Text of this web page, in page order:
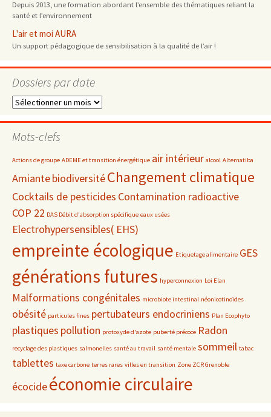
Depuis 2013, une formation abordant l’ensemble des thématiques reliant la
santé et l’environnement
L'air et moi AURA
Un support pédagogique de sensibilisation à la qualité de l’air !
Dossiers par date
Dossiers
date
Mots-clefs
Actions de groupe ADEME et transition énergétique air intérieur alcool Alternatiba
AmiantebiodiversitéChangement climatique
Cocktails de pesticides Contamination radioactive
COP 22 DAS Débit d'absorption spécifique eaux usées
Electrohypersensibles( EHS)
empreinte écologique Etiquetage alimentaire GES
générations futures hyperconnexion Loi Elan
Malformations congénitales microbiote intestinal néonicotinoïdes
obésité particules fines pertubateurs endocriniens Plan Ecophyto
plastiques pollution protoxyde d'azote puberté précoce Radon
recyclage des plastiques salmonelles santé au travail santé mentale sommeil tabac
tablettes taxe carbone terres rares villes en transition Zone ZCR Grenoble
écocideéconomie circulaire